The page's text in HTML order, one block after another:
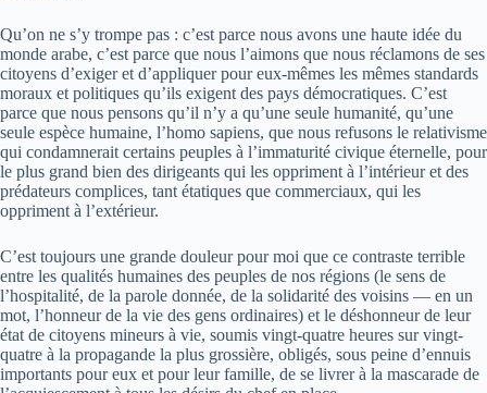
Qu’on ne s’y trompe pas : c’est parce nous avons une haute idée du
monde arabe, c’est parce que nous l’aimons que nous réclamons de ses
citoyens d’exiger et d’appliquer pour eux-mêmes les mêmes standards
moraux et politiques qu’ils exigent des pays démocratiques. C’est
parce que nous pensons qu’il n’y a qu’une seule humanité, qu’une
seule espèce humaine, l’homo sapiens, que nous refusons le relativisme
qui condamnerait certains peuples à l’immaturité civique éternelle, pour
le plus grand bien des dirigeants qui les oppriment à l’intérieur et des
prédateurs complices, tant étatiques que commerciaux, qui les
oppriment à l’extérieur.
C’est toujours une grande douleur pour moi que ce contraste terrible
entre les qualités humaines des peuples de nos régions (le sens de
l’hospitalité, de la parole donnée, de la solidarité des voisins — en un
mot, l’honneur de la vie des gens ordinaires) et le déshonneur de leur
état de citoyens mineurs à vie, soumis vingt-quatre heures sur vingt-
quatre à la propagande la plus grossière, obligés, sous peine d’ennuis
importants pour eux et pour leur famille, de se livrer à la mascarade de